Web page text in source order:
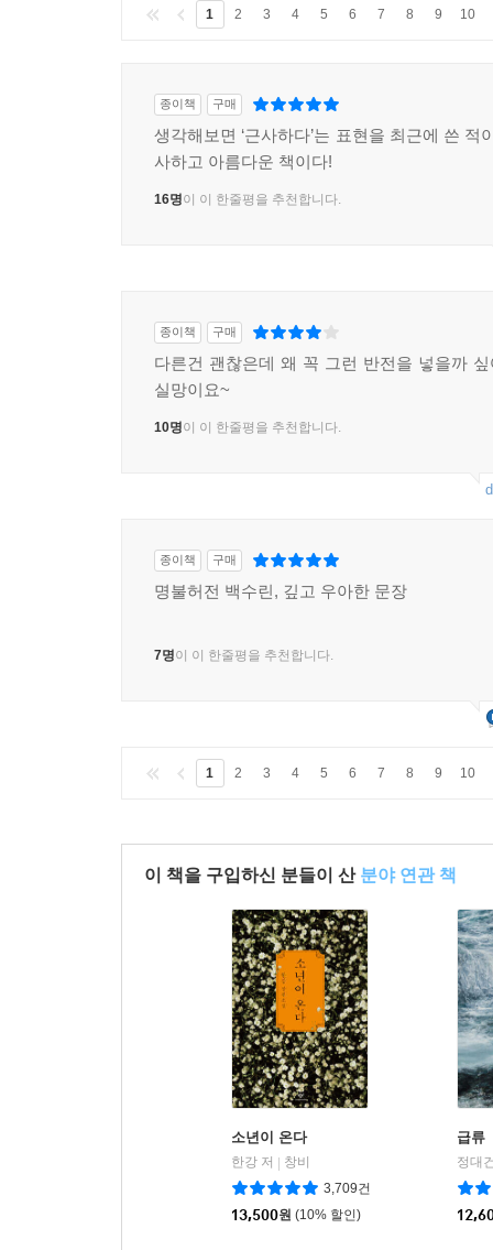
1 2 3 4 5 6 7 8 9 10
종이책 구매
생각해보면 ‘근사하다’는 표현을 최근에 쓴 적
사하고 아름다운 책이다!
16명이 이 한줄평을 추천합니다.
종이책 구매
다른건 괜찮은데 왜 꼭 그런 반전을 넣을까
실망이요~
10명이 이 한줄평을 추천합니다.
종이책 구매
명불허전 백수린, 깊고 우아한 문장
7명이 이 한줄평을 추천합니다.
1 2 3 4 5 6 7 8 9 10
이 책을 구입하신 분들이 산 분야 연관 책
소년이 온다
한강 저
창비
3,709건
13,500원 (10% 할인)
급류
정대